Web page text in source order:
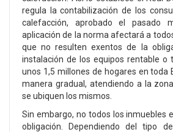
regula la contabilización de los
calefacción, aprobado el pasado
aplicación de la norma afectará a
que no resulten exentos de la
instalación de los equipos rentable o
unos 1,5 millones de hogares en toda
manera gradual, atendiendo a la
se ubiquen los mismos.
Sin embargo, no todos los inmuebles
obligación. Dependiendo del tipo